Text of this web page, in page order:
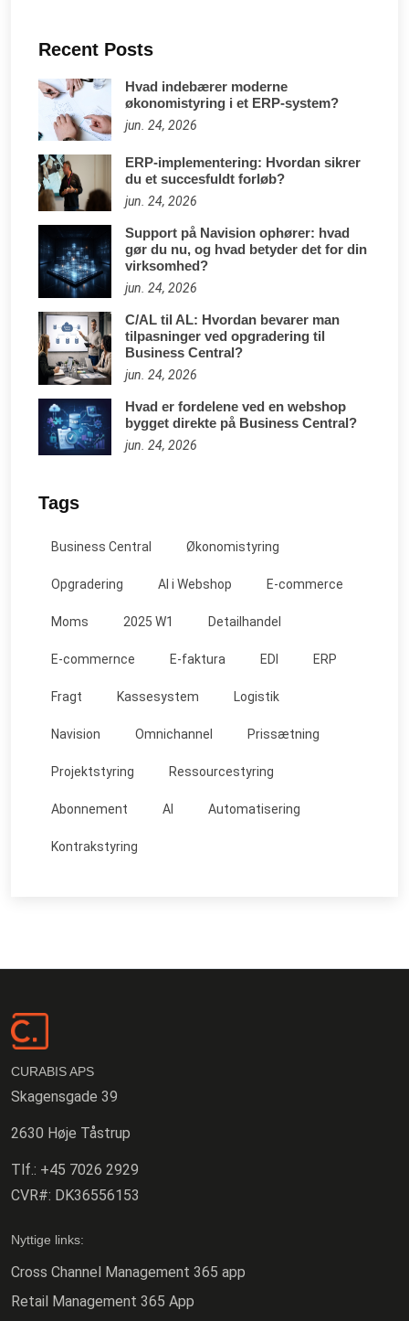
Recent Posts
Hvad indebærer moderne
økonomistyring i et ERP-system?
jun. 24, 2026
ERP-implementering: Hvordan sikrer
du et succesfuldt forløb?
jun. 24, 2026
Support på Navision ophører: hvad
gør du nu, og hvad betyder det for din
virksomhed?
jun. 24, 2026
C/AL til AL: Hvordan bevarer man
tilpasninger ved opgradering til
Business Central?
jun. 24, 2026
Hvad er fordelene ved en webshop
bygget direkte på Business Central?
jun. 24, 2026
Tags
Business Central Økonomistyring
Opgradering AI i Webshop E-commerce
Moms 2025 W1 Detailhandel
E-commernce E-faktura EDI ERP
Fragt Kassesystem Logistik
Navision Omnichannel Prissætning
Projektstyring Ressourcestyring
Abonnement AI Automatisering
Kontrakstyring
CURABIS APS
Skagensgade 39
2630 Høje Tåstrup
Tlf.: +45 7026 2929
CVR#: DK36556153
Nyttige links:
Cross Channel Management 365 app
Retail Management 365 App